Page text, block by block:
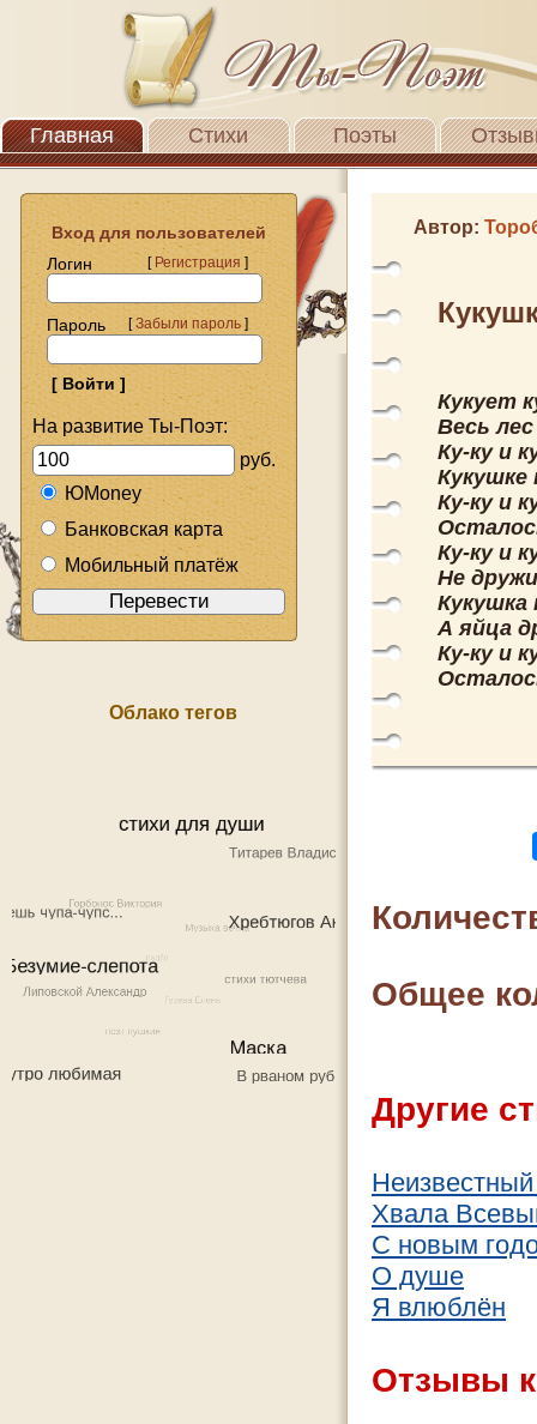
Главная Стихи Поэты
Вход для пользователей
Логин
[Регистрация]
Пароль [Забыли пароль]
На развитие Ты-Поэт:
руб.
ЮMoney
Банковская карта
Мобильный платёж
Облако тегов
Автор:
Кукует
Весь
Ку-ку и
Кукушке
Ку-ку и
Ку-ку и
Не
Кукушка
А яйца
Ку-ку и
Общее
Другие
Неизвестный
Хвала
С новым
О душе
Я влюблён
Отзывы